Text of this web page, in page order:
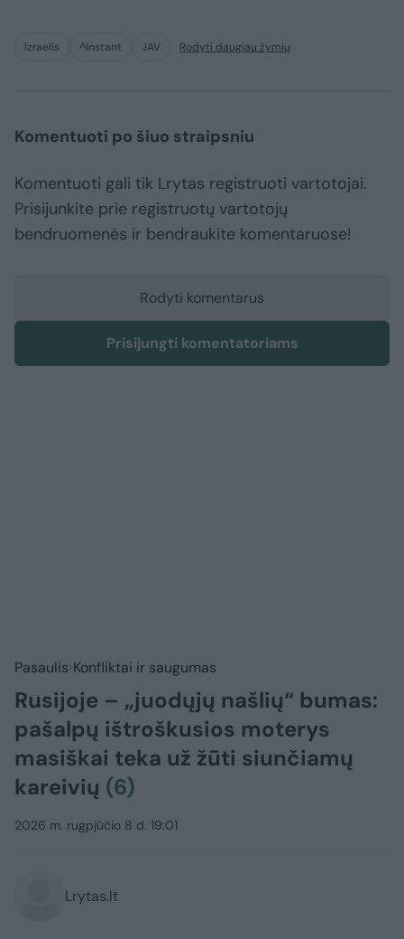
Izraelis ^Instant JAV Rodyti daugiau žymių
Komentuoti po šiuo straipsniu
Komentuoti gali tik Lrytas registruoti vartotojai.
Prisijunkite prie registruotų vartotojų
bendruomenės ir bendraukite komentaruose!
Rodyti komentarus
Prisijungti komentatoriams
Pasaulis Konfliktai ir saugumas
Rusijoje – „juodųjų našlių“ bumas:
pašalpų ištroškusios moterys
masiškai teka už žūti siunčiamų
kareivių (6)
2026 m. rugpjūčio 8 d. 19:01
Lrytas.lt